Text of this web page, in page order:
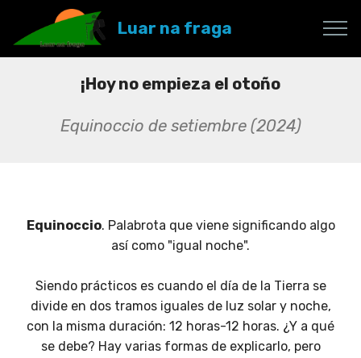
Luar na fraga
¡Hoy no empieza el otoño
Equinoccio de setiembre (2024)
Equinoccio. Palabrota que viene significando algo
así como "igual noche".
Siendo prácticos es cuando el día de la Tierra se
divide en dos tramos iguales de luz solar y noche,
con la misma duración: 12 horas-12 horas. ¿Y a qué
se debe? Hay varias formas de explicarlo, pero